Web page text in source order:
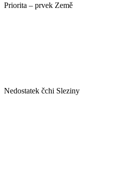
Priorita – prvek Země
Nedostatek čchi Sleziny